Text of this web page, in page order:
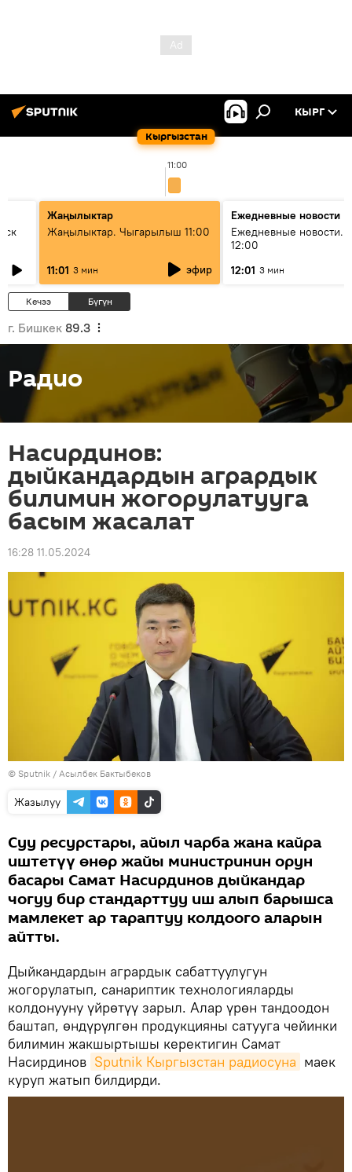
Кыргызстан
КЫРГ
11:00
Жаңылыктар
Жаңылыктар. Чыгарылыш 11:00
11:01 3 мин эфир
Ежедневные новости
Ежедневные новости.
12:00
12:01 3 мин
Кечээ Бүгүн
г. Бишкек 89.3
Радио
Насирдинов:
дыйкандардын агрардык
билимин жогорулатууга
басым жасалат
16:28 11.05.2024
© Sputnik / Асылбек Бактыбеков
Жазылуу
Суу ресурстары, айыл чарба жана кайра
иштетүү өнөр жайы министринин орун
басары Самат Насирдинов дыйкандар
чогуу бир стандарттуу иш алып барышса
мамлекет ар тараптуу колдоого аларын
айтты.
Дыйкандардын агрардык сабаттуулугун
жогорулатып, санариптик технологияларды
колдонууну үйрөтүү зарыл. Алар үрөн тандоодон
баштап, өндүрүлгөн продукцияны сатууга чейинки
билимин жакшыртышы керектигин Самат
Насирдинов Sputnik Кыргызстан радиосуна маек
куруп жатып билдирди.